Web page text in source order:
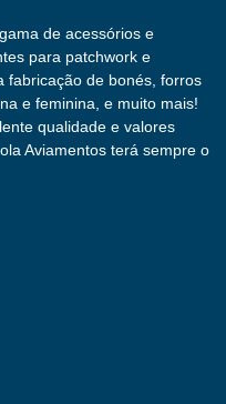
de acessórios e
para patchwork e
fabricação de bonés, forros
e feminina, e muito mais!
qualidade e valores
Aviamentos terá sempre o